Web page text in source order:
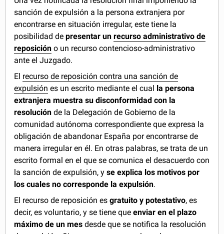
sanción de expulsión a la persona extranjera por
encontrarse en situación irregular, este tiene la
posibilidad depresentar unrecurso administrativo de
reposición o un recurso contencioso-administrativo
ante el Juzgado.
El recurso de reposición contra una sanción de
expulsión es un escrito mediante el cual la persona
extranjera muestra su disconformidad con la
resolución de la Delegación de Gobierno de la
comunidad autónoma correspondiente que expresa la
obligación de abandonar España por encontrarse de
manera irregular en él. En otras palabras, se trata de un
escrito formal en el que se comunica el desacuerdo con
la sanción de expulsión, yse explica los motivos por
los cuales no corresponde la expulsión.
El recurso de reposición esgratuito y potestativo, es
decir, es voluntario, y se tiene que enviar en el plazo
máximo de un mes desde que se notifica la resolución